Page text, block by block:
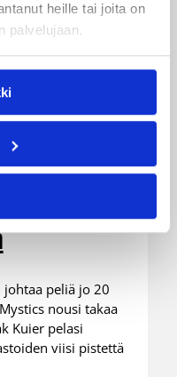
heille tai joita on
palvelujaan.
09:16
takaa
–
johtaa peliä jo 20
nousi takaa
Kuier pelasi
viisi pistettä